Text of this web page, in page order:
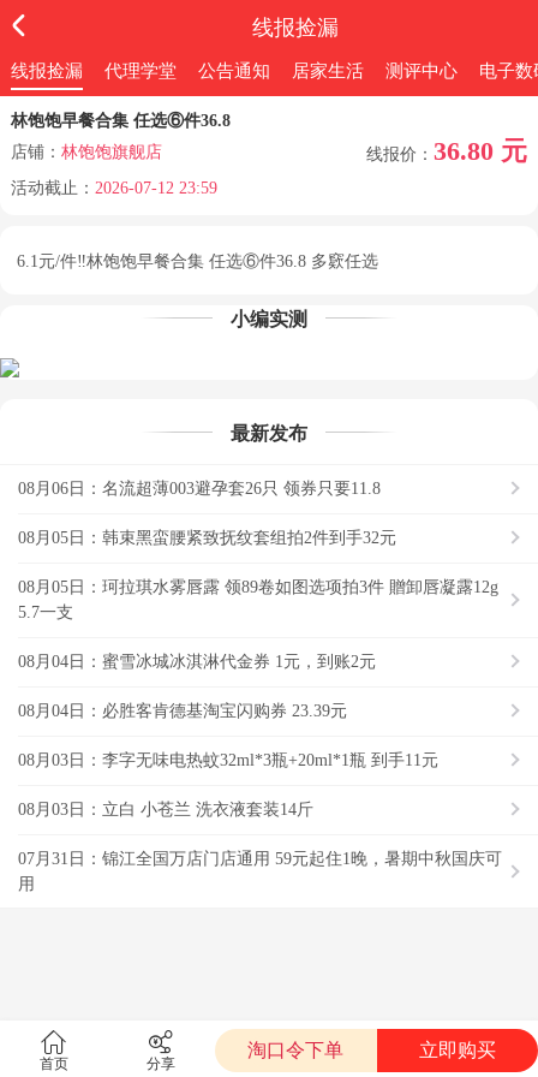
线报捡漏
线报捡漏 代理学堂 公告通知 居家生活 测评中心 电子数
林饱饱早餐合集 任选⑥件36.8
店铺： 林饱饱旗舰店 线报价： 36.80 元
活动截止： 2026-07-12 23:59
6.1元/件‼林饱饱早餐合集 任选⑥件36.8 多窽任选
小编实测
最新发布
08月06日：名流超薄003避孕套26只 领券只要11.8
08月05日：韩束黑蛮腰紧致抚纹套组拍2件到手32元
08月05日：珂拉琪水雾唇露 领89卷如图选项拍3件 贈卸唇凝露12g
5.7一支
08月04日：蜜雪冰城冰淇淋代金券 1元，到账2元
08月04日：必胜客肯德基淘宝闪购券 23.39元
08月03日：李字无味电热蚊32ml*3瓶+20ml*1瓶 到手11元
08月03日：立白 小苍兰 洗衣液套装14斤
07月31日：锦江全国万店门店通用 59元起住1晚，暑期中秋国庆可
用
首页 分享
淘口令下单 立即购买